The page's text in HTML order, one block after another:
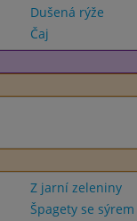
Dušená rýže
Čaj
Z jarní zeleniny
Špagety se